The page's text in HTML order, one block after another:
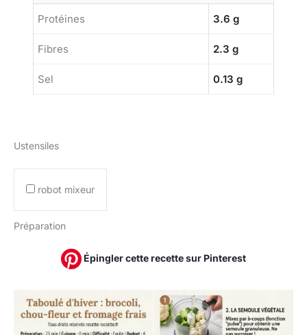
Protéines 3.6 g
Fibres 2.3 g
Sel 0.13 g
Ustensiles
robot mixeur
Préparation
Épingler cette recette sur Pinterest